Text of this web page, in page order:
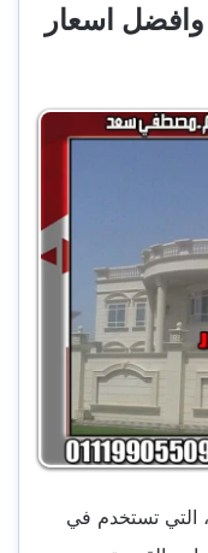
اسعار
، التي تستخدم في